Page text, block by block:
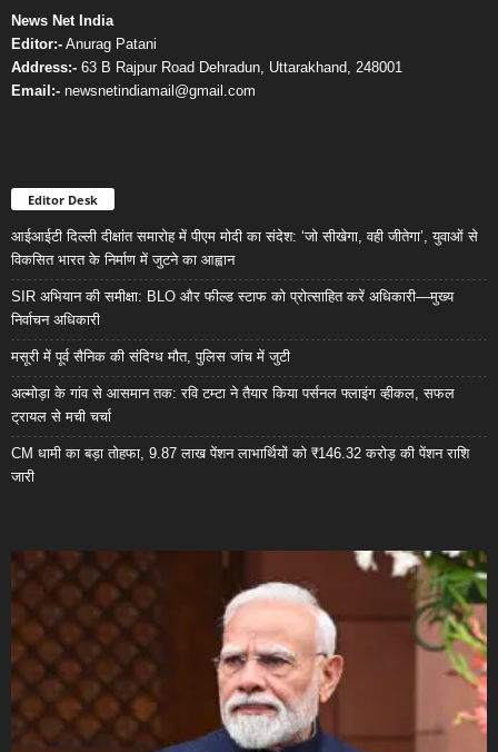
News Net India
Editor:- Anurag Patani
Address:- 63 B Rajpur Road Dehradun, Uttarakhand, 248001
Email:- newsnetindiamail@gmail.com
Editor Desk
आईआईटी दिल्ली दीक्षांत समारोह में पीएम मोदी का संदेश: ‘जो सीखेगा, वही जीतेगा’, युवाओं से
विकसित भारत के निर्माण में जुटने का आह्वान
SIR अभियान की समीक्षा: BLO और फील्ड स्टाफ को प्रोत्साहित करें अधिकारी—मुख्य
निर्वाचन अधिकारी
मसूरी में पूर्व सैनिक की संदिग्ध मौत, पुलिस जांच में जुटी
अल्मोड़ा के गांव से आसमान तक: रवि टम्टा ने तैयार किया पर्सनल फ्लाइंग व्हीकल, सफल
ट्रायल से मची चर्चा
CM धामी का बड़ा तोहफा, 9.87 लाख पेंशन लाभार्थियों को ₹146.32 करोड़ की पेंशन राशि
जारी